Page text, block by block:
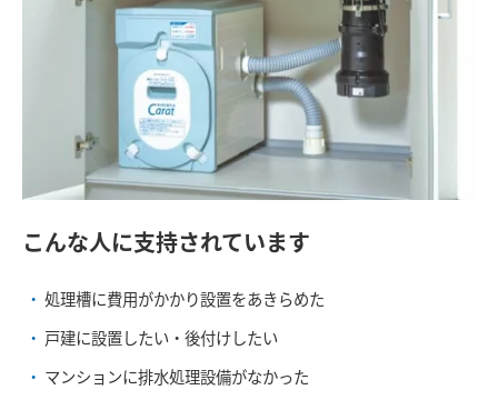
こんな人に支持されています
処理槽に費用がかかり設置をあきらめた
戸建に設置したい・後付けしたい
マンションに排水処理設備がなかった